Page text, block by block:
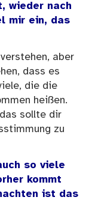
wieder nach
mir ein, das
aber
dass es
die die
heißen.
sollte dir
zu
so viele
kommt
ist das